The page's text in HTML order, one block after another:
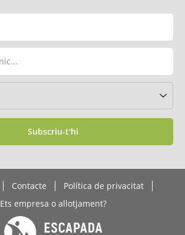
Subscriu-t'hi
Contacte
Política de privacitat
Ets empresa o allotjament?